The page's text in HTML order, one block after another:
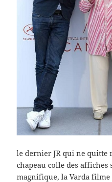
le dernier JR qui ne quitte
chapeau colle des affiches
magnifique, la Varda